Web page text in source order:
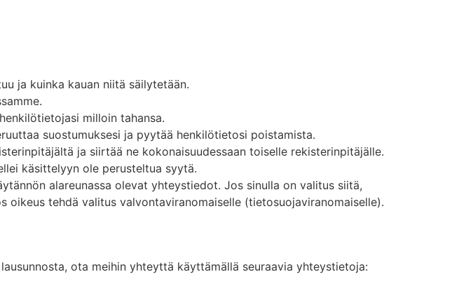
ja kuinka kauan niitä säilytetään.
milloin tahansa.
suostumuksesi ja pyytää henkilötietosi poistamista.
ja siirtää ne kokonaisuudessaan toiselle rekisterinpitäjälle.
käsittelyyn ole perusteltua syytä.
alareunassa olevat yhteystiedot. Jos sinulla on valitus siitä,
oikeus tehdä valitus valvontaviranomaiselle (tietosuojaviranomaiselle).
ota meihin yhteyttä käyttämällä seuraavia yhteystietoja: